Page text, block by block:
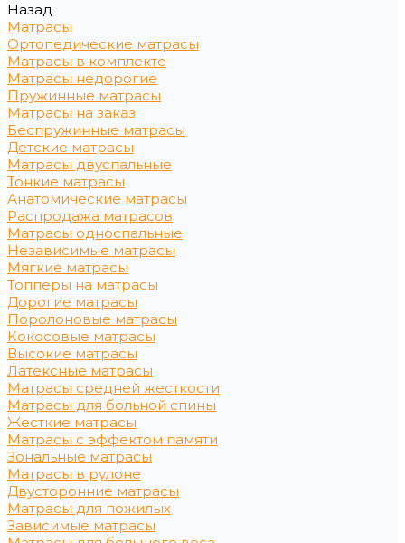
Назад
Матрасы
Ортопедические матрасы
Матрасы в комплекте
Матрасы недорогие
Пружинные матрасы
Матрасы на заказ
Беспружинные матрасы
Детские матрасы
Матрасы двуспальные
Тонкие матрасы
Анатомические матрасы
Распродажа матрасов
Матрасы односпальные
Независимые матрасы
Мягкие матрасы
Топперы на матрасы
Дорогие матрасы
Поролоновые матрасы
Кокосовые матрасы
Высокие матрасы
Латексные матрасы
Матрасы средней жесткости
Матрасы для больной спины
Жесткие матрасы
Матрасы с эффектом памяти
Зональные матрасы
Матрасы в рулоне
Двусторонние матрасы
Матрасы для пожилых
Зависимые матрасы